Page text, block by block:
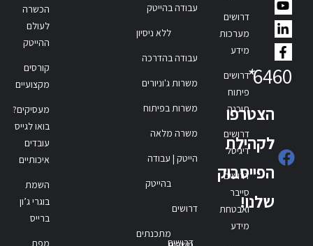
6460
*
הצטרפו
לקהילת
הפייסבוק
שלנו!
דרושים
מערכות
מידע
דרושים
פיתוח
תוכנה
דרושים
דיגיטל
דרושים
סייבר
ואבטחת
מידע
עבודה בהייטק
ללא ניסיון
עבודה בהדרכה
משרות ג'וניורים
משרות בפיתוח
משרה מלאה
הייטק | עבודה
בהייטק
דרושים
מתכנתים
דרושים
הכשרה
לעולם
ההייטק
קורסים
מקצועיים
מעסיקים?
בואו לגייס
עובדים
איכותיים
השמת
בוגרי ג’ון
ברייס
מפת